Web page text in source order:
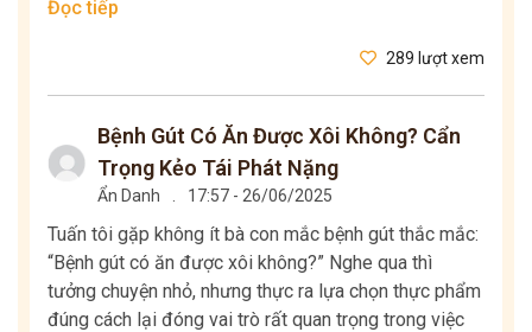
Đọc tiếp
289 lượt xem
Bệnh Gút Có Ăn Được Xôi Không? Cẩn
Trọng Kẻo Tái Phát Nặng
Ẩn Danh 17:57 - 26/06/2025
Tuấn tôi gặp không ít bà con mắc bệnh gút thắc mắc:
“Bệnh gút có ăn được xôi không?” Nghe qua thì
tưởng chuyện nhỏ, nhưng thực ra lựa chọn thực phẩm
đúng cách lại đóng vai trò rất quan trọng trong việc